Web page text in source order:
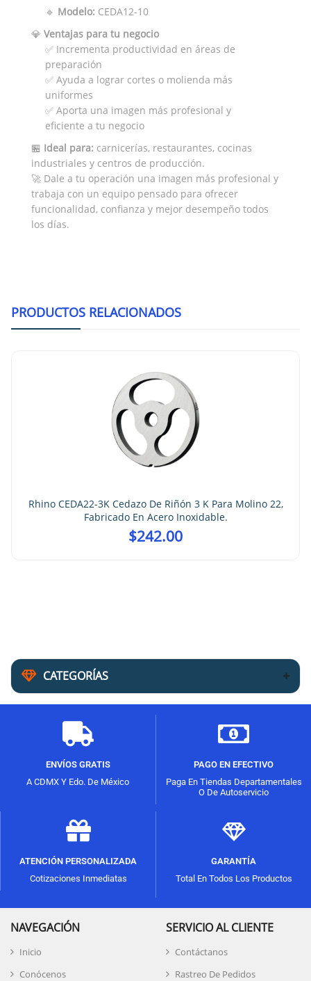
CATEGORÍAS
🔹 Modelo: CEDA12-10
💎 Ventajas para tu negocio
✅ Incrementa productividad en áreas de
preparación
✅ Ayuda a lograr cortes o molienda más
uniformes
✅ Aporta una imagen más profesional y
eficiente a tu negocio
🏪 Ideal para: carnicerías, restaurantes, cocinas
industriales y centros de producción.
🚀 Dale a tu operación una imagen más profesional y
trabaja con un equipo pensado para ofrecer
funcionalidad, confianza y mejor desempeño todos
los días.
PRODUCTOS RELACIONADOS
De Riñón 3 K Para Molino 22,
En Acero Inoxidable.
ENVÍOS GRATIS
A CDMX Y Edo. De México
PAGO EN EFECTIVO
Paga En Tiendas Departamentales
O De Autoservicio
ATENCIÓN PERSONALIZADA
Cotizaciones Inmediatas
GARANTÍA
Total En Todos Los Productos
NAVEGACIÓN
Inicio
Conócenos
SERVICIO AL CLIENTE
Contáctanos
Rastreo De Pedidos